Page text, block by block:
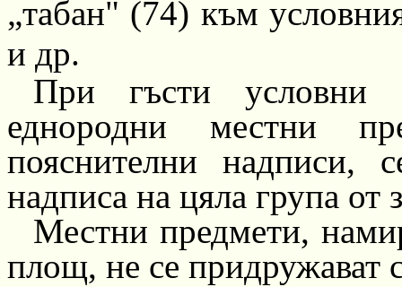
„табан" (74) към
и др.
При гъсти условни
еднородни местни
пояснителни надписи,
надписа на цяла група от
Местни предмети,
площ, не се придружават